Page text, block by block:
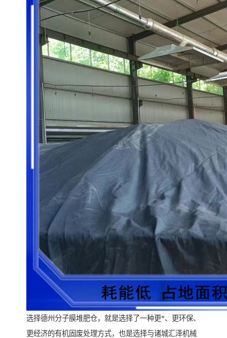
选择德州分子膜堆肥仓，就是选择了一种更*、更环保、
更经济的有机固废处理方式，也是选择与诸城汇泽机械